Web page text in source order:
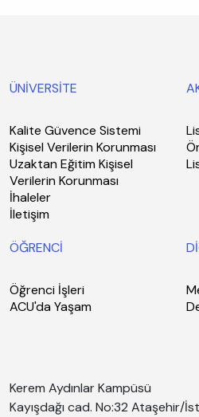
ÜNİVERSİTE
Kalite Güvence Sistemi
Kişisel Verilerin Korunması
Uzaktan Eğitim Kişisel
Verilerin Korunması
İhaleler
İletişim
ÖĞRENCİ
Öğrenci İşleri
ACU'da Yaşam
Kerem Aydınlar Kampüsü
Kayışdağı cad. No:32 Ataşehir/